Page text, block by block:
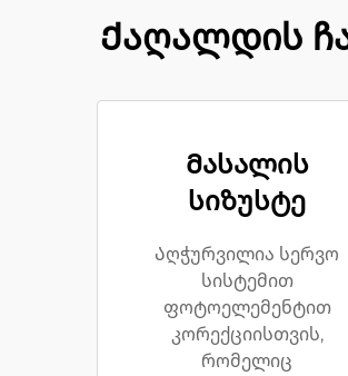
Ქაღალდის
Მასალის
სიზუსტე
Აღჭურვილია სერვო
სისტემით
ფოტოელემენტით
კორექციისთვის,
რომელიც